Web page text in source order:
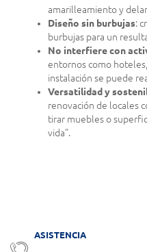
amarilleamiento y
Diseño sin burbujas:
burbujas para un
No interfiere con
entornos como
instalación se puede
Versatilidad y
renovación de locales
tirar muebles o
vida”.
ASISTENCIA